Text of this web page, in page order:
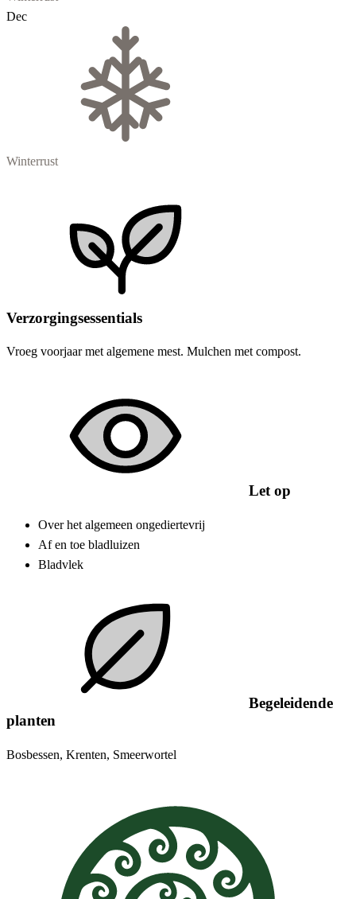
Dec
Winterrust
Verzorgingsessentials
Vroeg voorjaar met algemene mest. Mulchen met compost.
Let op
Over het algemeen ongediertevrij
Af en toe bladluizen
Bladvlek
Begeleidende
planten
Bosbessen, Krenten, Smeerwortel